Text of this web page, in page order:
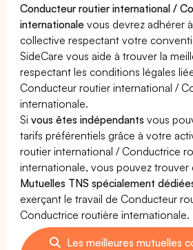
Conducteur routier international /
internationale vous devrez adhérer
collective respectant votre
SideCare vous aide à trouver la
respectant les conditions légales
Conducteur routier international /
internationale.
Sivous êtes indépendants vous
tarifs préférentiels grâce à votre
routier international / Conductrice
internationale, vous pouvez
Mutuelles TNS spécialement
exerçant le travail de Conducteur
Conductrice routière internationale.
Les meilleures mutuelles